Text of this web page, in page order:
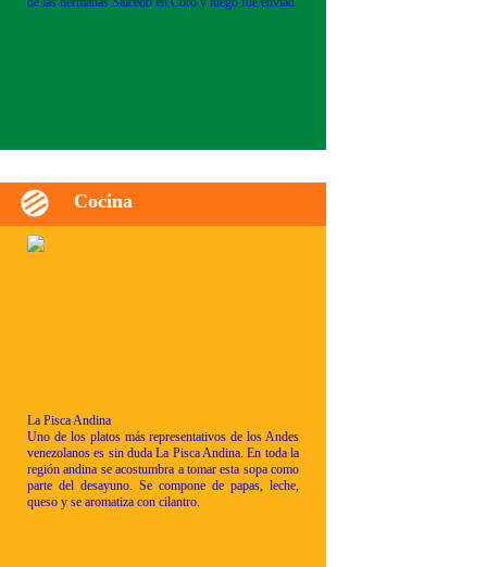
Cocina
La Pisca Andina
Uno de los platos más representativos de los Andes
venezolanos es sin duda La Pisca Andina. En toda la
región andina se acostumbra a tomar esta sopa como
parte del desayuno. Se compone de papas, leche,
queso y se aromatiza con cilantro.